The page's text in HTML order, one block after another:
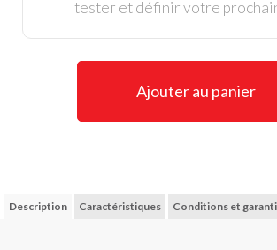
tester et définir votre
Ajouter au panier
Description Caractéristiques Conditions et